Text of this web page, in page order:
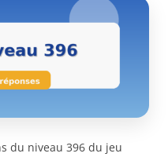
du niveau 396 du jeu